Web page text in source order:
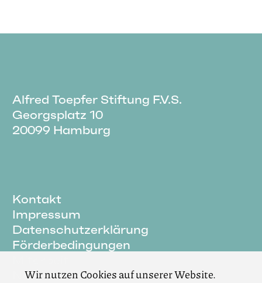
Wir nutzen Cookies auf unserer Website.
Alfred Toepfer Stiftung F.V.S.
Georgsplatz 10
20099 Hamburg
Kontakt
Impressum
Datenschutzerklärung
Förderbedingungen
Newsletter